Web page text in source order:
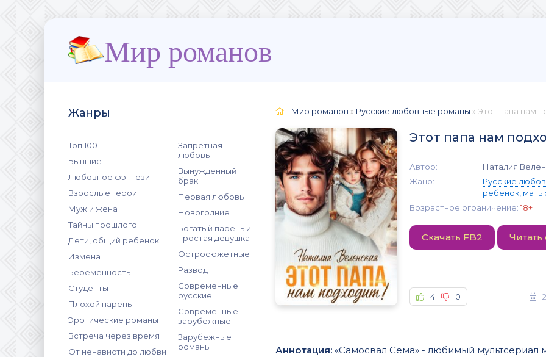
Мир романов
Жанры
Топ 100
Бывшие
Любовное фэнтези
Взрослые герои
Муж и жена
Тайны прошлого
Дети, общий ребенок
Измена
Беременность
Студенты
Плохой парень
Эротические романы
Встреча через время
От ненависти до любви
Запретная
любовь
Вынужденный
брак
Первая любовь
Новогодние
Богатый парень и
простая девушка
Остросюжетные
Развод
Современные
русские
Современные
зарубежные
Зарубежные
романы
Мир романов » Русские любовные романы » Этот папа нам
Этот папа нам
Автор:
Наталия
Жанр:
Русские
ребенок, мать
Возрастное ограничение: 18+
Скачать FB2
4 0
Аннотация: «Самосвал Сёма» - любимый